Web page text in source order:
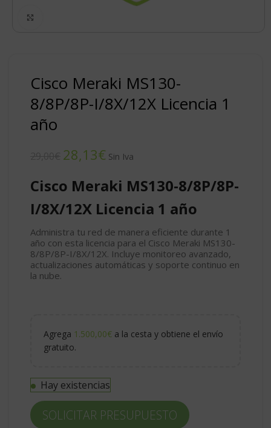
Cisco Meraki MS130-
8/8P/8P-I/8X/12X Licencia 1
año
28,13€
Cisco Meraki MS130-8/8P/8P-
I/8X/12X Licencia 1 año
Administra tu red de manera eficiente durante 1
año con esta licencia para el Cisco Meraki MS130-
8/8P/8P-I/8X/12X. Incluye monitoreo avanzado,
actualizaciones automáticas y soporte continuo en
la nube.
Agrega 1.500,00€ a la cesta y obtiene el envío
gratuito.
Hay existencias
SOLICITAR PRESUPUESTO